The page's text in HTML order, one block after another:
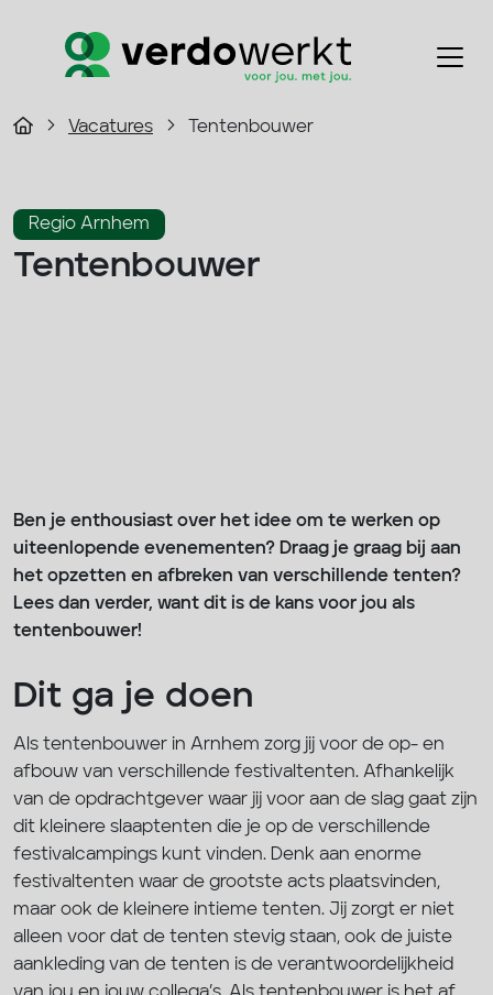
Vacatures Tentenbouwer
Regio Arnhem
Tentenbouwer
Ben je enthousiast over het idee om te werken op
uiteenlopende evenementen? Draag je graag bij aan
het opzetten en afbreken van verschillende tenten?
Lees dan verder, want dit is de kans voor jou als
tentenbouwer!
Dit ga je doen
Als tentenbouwer in Arnhem zorg jij voor de op- en
afbouw van verschillende festivaltenten. Afhankelijk
van de opdrachtgever waar jij voor aan de slag gaat zijn
dit kleinere slaaptenten die je op de verschillende
festivalcampings kunt vinden. Denk aan enorme
festivaltenten waar de grootste acts plaatsvinden,
maar ook de kleinere intieme tenten. Jij zorgt er niet
alleen voor dat de tenten stevig staan, ook de juiste
aankleding van de tenten is de verantwoordelijkheid